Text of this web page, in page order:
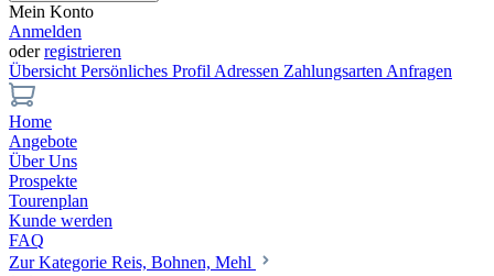
Mein Konto
Anmelden
oderregistrieren
Übersicht Persönliches Profil Adressen Zahlungsarten Anfragen
Home
Angebote
Über Uns
Prospekte
Tourenplan
Kunde werden
FAQ
Zur Kategorie Reis, Bohnen, Mehl